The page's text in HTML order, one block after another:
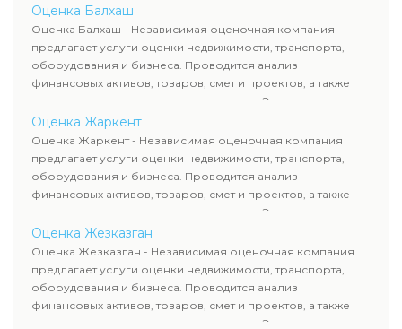
определяют рыночную стоимость имущества и
рассчитывают ущерб. Все отчеты соответствуют
требованиям законодательства и используются для
сделок, кредитования и судебных процессов.
Оценка Балхаш
Оценка Балхаш - Независимая оценочная компания
предлагает услуги оценки недвижимости, транспорта,
оборудования и бизнеса. Проводится анализ
финансовых активов, товаров, смет и проектов, а также
оценка животных и недропользования. Эксперты
определяют рыночную стоимость имущества и
рассчитывают ущерб. Все отчеты соответствуют
требованиям законодательства и используются для
сделок, кредитования и судебных процессов.
Оценка Жаркент
Оценка Жаркент - Независимая оценочная компания
предлагает услуги оценки недвижимости, транспорта,
оборудования и бизнеса. Проводится анализ
финансовых активов, товаров, смет и проектов, а также
оценка животных и недропользования. Эксперты
определяют рыночную стоимость имущества и
рассчитывают ущерб. Все отчеты соответствуют
требованиям законодательства и используются для
сделок, кредитования и судебных процессов.
Оценка Жезказган
Оценка Жезказган - Независимая оценочная компания
предлагает услуги оценки недвижимости, транспорта,
оборудования и бизнеса. Проводится анализ
финансовых активов, товаров, смет и проектов, а также
оценка животных и недропользования. Эксперты